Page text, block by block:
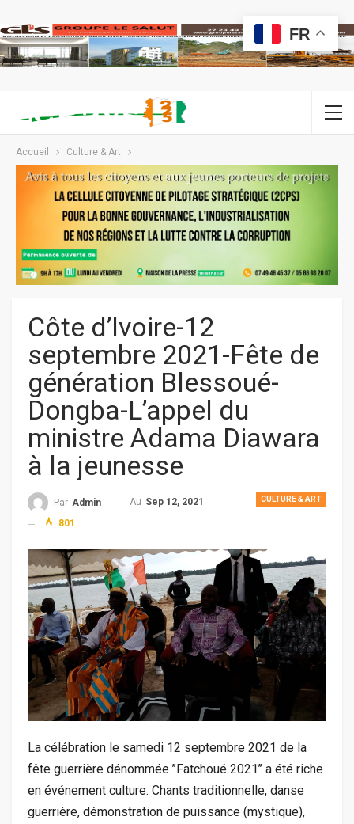
Accueil Culture & Art
Côte d’Ivoire-12
septembre 2021-Fête de
génération Blessoué-
Dongba-L’appel du
ministre Adama Diawara
à la jeunesse
CULTURE & ART
Par Admin Au Sep 12, 2021
801
La célébration le samedi 12 septembre 2021 de la
fête guerrière dénommée ’’Fatchoué 2021’’ a été riche
en événement culture. Chants traditionnelle, danse
guerrière, démonstration de puissance (mystique),
FR